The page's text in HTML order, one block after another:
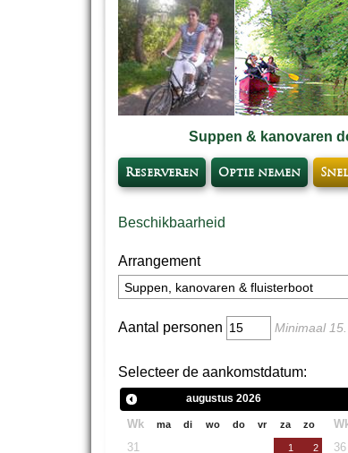
Suppen & kanovaren
Reserveren Optie nemen
Beschikbaarheid
Arrangement
Aantal personen Minimaal15.
Selecteer de aankomstdatum:
augustus 2026
Wk ma di wo do vr za zo
31 1 2 36